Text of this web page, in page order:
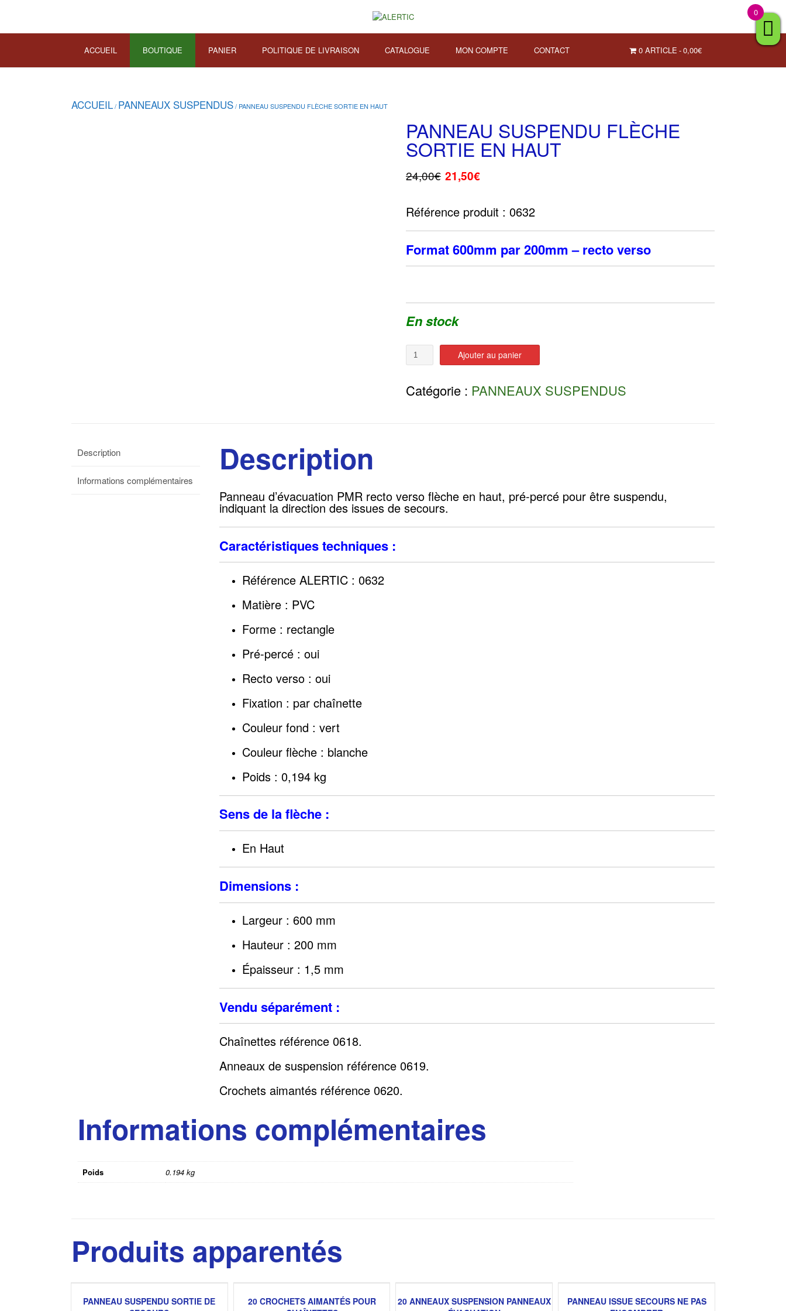
ACCUEIL BOUTIQUE PANIER POLITIQUE DE LIVRAISON CATALOGUE MON COMPTE CONTACT 0 ARTICLE 0,00€
ACCUEIL/ PANNEAUX SUSPENDUS/ PANNEAU SUSPENDU FLÈCHE SORTIE EN HAUT
PANNEAU SUSPENDU FLÈCHE
SORTIE EN HAUT
24,00€ 21,50€
Référence produit : 0632
Format 600mm par 200mm – recto verso
En stock
Quantité Ajouter au panier
Catégorie : PANNEAUX SUSPENDUS
Description
Informations complémentaires
Description
Panneau d’évacuation PMR recto verso flèche en haut, pré-percé pour être suspendu,
indiquant la direction des issues de secours.
Caractéristiques techniques :
Référence ALERTIC : 0632
Matière : PVC
Forme : rectangle
Pré-percé : oui
Recto verso : oui
Fixation : par chaînette
Couleur fond : vert
Couleur flèche : blanche
Poids : 0,194 kg
Sens de la flèche :
En Haut
Dimensions :
Largeur : 600 mm
Hauteur : 200 mm
Épaisseur : 1,5 mm
Vendu séparément :
Chaînettes référence 0618.
Anneaux de suspension référence 0619.
Crochets aimantés référence 0620.
Informations complémentaires
Poids 0.194 kg
Produits apparentés
PANNEAU SUSPENDU SORTIE DE
20 CROCHETS AIMANTÉS POUR
20 ANNEAUX SUSPENSION PANNEAUX
PANNEAU ISSUE SECOURS NE PAS
0